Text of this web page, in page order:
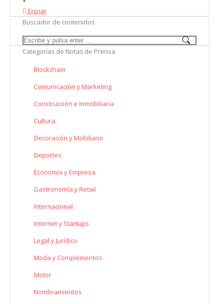
Enviar
Buscador de contenidos
Search:
Categorías de Notas de Prensa
Blockchain
Comunicación y Marketing
Construcción e Inmobiliaria
Cultura
Decoración y Mobiliario
Deportes
Economía y Empresa
Gastronomía y Retail
Internacional
Internet y Startups
Legal y Jurídico
Moda y Complementos
Motor
Nombramientos